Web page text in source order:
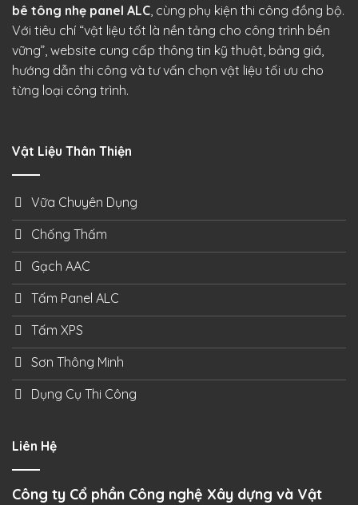
bê tông nhẹ panel ALC, cùng phụ kiện thi công đồng bộ.
Với tiêu chí “vật liệu tốt là nền tảng cho công trình bền
vững”, website cung cấp thông tin kỹ thuật, bảng giá,
hướng dẫn thi công và tư vấn chọn vật liệu tối ưu cho
từng loại công trình.
Vật Liệu Thân Thiện
Vữa Chuyên Dụng
Chống Thấm
Gạch AAC
Tấm Panel ALC
Tấm XPS
Sơn Thông Minh
Dụng Cụ Thi Công
Liên Hệ
Công ty Cổ phần Công nghệ Xây dựng và Vật